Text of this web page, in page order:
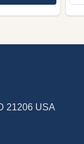
21206 USA